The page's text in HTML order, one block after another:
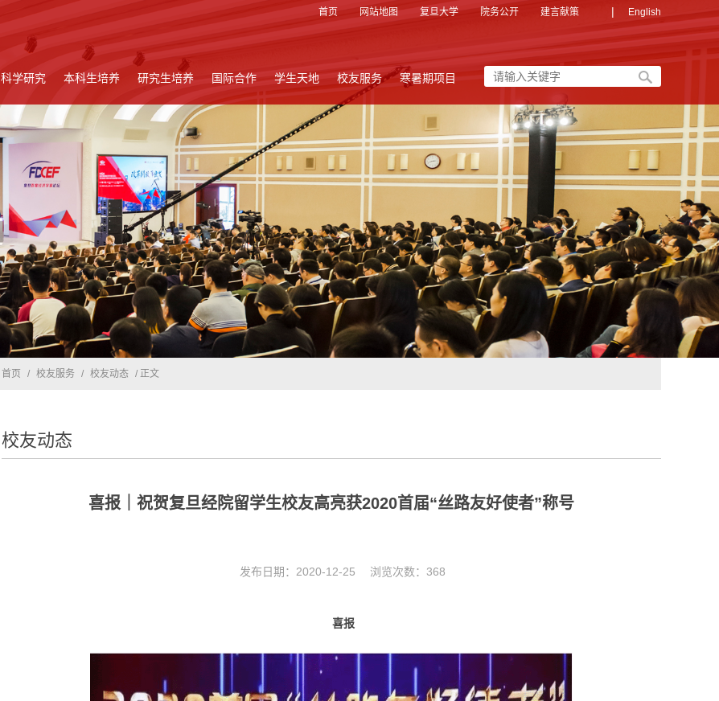
首页 网站地图 复旦大学 院务公开 建言献策 | English
科学研究 本科生培养 研究生培养 国际合作 学生天地 校友服务 寒暑期项目
首页 / 校友服务 / 校友动态 / 正文
校友动态
喜报｜祝贺复旦经院留学生校友高亮获2020首届“丝路友好使者”称号
发布日期：2020-12-25 浏览次数： 368
喜报